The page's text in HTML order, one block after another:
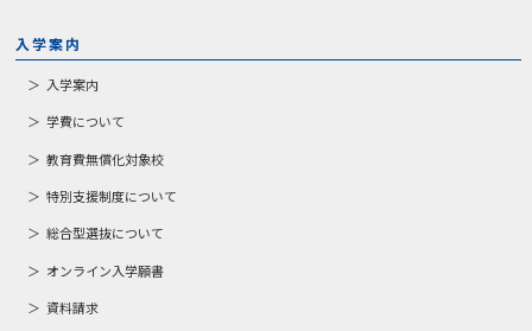
入学案内
入学案内
学費について
教育費無償化対象校
特別支援制度について
総合型選抜について
オンライン入学願書
資料請求